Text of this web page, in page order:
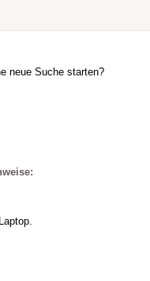
neue Suche starten?